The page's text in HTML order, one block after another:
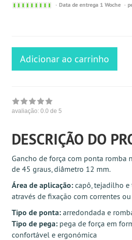
Sofort
Data de entrega 1 Woche
Adicionar ao carrinho
avaliação: 0.0 de 5
DESCRIÇÃO DO
Gancho de força com ponta romba
de 45 graus, diâmetro 12 mm.
Área de aplicação: capô, tejadilho e
através de fixação com correntes
Tipo de ponta: arredondada e
Tipo de pega: pega de força em
confortável e ergonómica